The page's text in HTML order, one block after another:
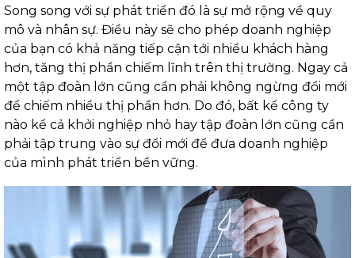
Song song với sự phát triển đó là sự mở rộng về quy
mô và nhân sự. Điều này sẽ cho phép doanh nghiệp
của bạn có khả năng tiếp cận tới nhiều khách hàng
hơn, tăng thị phần chiếm lĩnh trên thị trường. Ngay cả
một tập đoàn lớn cũng cần phải không ngừng đổi mới
để chiếm nhiều thị phần hơn. Do đó, bất kể công ty
nào kể cả khởi nghiệp nhỏ hay tập đoàn lớn cũng cần
phải tập trung vào sự đổi mới để đưa doanh nghiệp
của mình phát triển bền vững.